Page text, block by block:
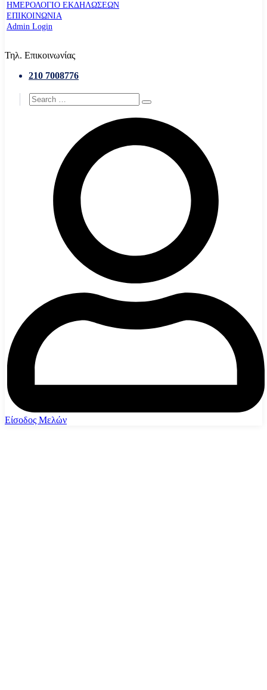
ΗΜΕΡΟΛΟΓΙΟ ΕΚΔΗΛΩΣΕΩΝ
ΕΠΙΚΟΙΝΩΝΙΑ
Admin Login
Τηλ. Επικοινωνίας
210 7008776
Είσοδος Μελών